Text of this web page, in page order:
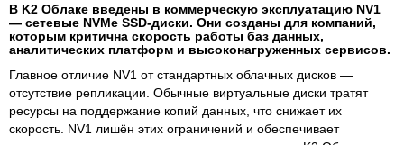
В K2 Облаке введены в коммерческую эксплуатацию NV1
— сетевые NVMe SSD-диски. Они созданы для компаний,
которым критична скорость работы баз данных,
аналитических платформ и высоконагруженных сервисов.
Главное отличие NV1 от стандартных облачных дисков —
отсутствие репликации. Обычные виртуальные диски тратят
ресурсы на поддержание копий данных, что снижает их
скорость. NV1 лишён этих ограничений и обеспечивает